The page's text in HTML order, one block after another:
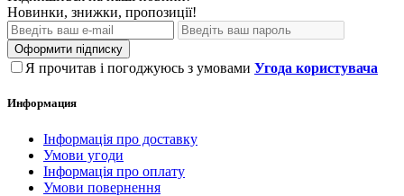
Новинки, знижки, пропозиції!
Оформити підписку
Я прочитав і погоджуюсь з умовами Угода користувача
Информация
Інформація про доставку
Умови угоди
Інформація про оплату
Умови повернення